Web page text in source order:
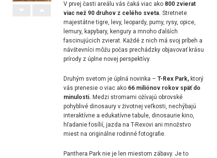
V prvej časti areálu vás čaká viac ako 800 zvierat
viac než 90 druhov z celého sveta. Stretnete
majestátne tigre, levy, leopardy, pumy, rysy, opice,
lemury, kapybary, kengury a mnoho ďalších
fascinujúcich zvierat. Každé z nich má svoj príbeh a
návštevníci môžu počas prechádzky objavovať krásu
prírody z úplne novej perspektívy.
Druhým svetom je úplná novinka – T-Rex Park, ktorý
vás prenesie o viac ako 66 miliónov rokov späť do
minulosti. Medzi stromami ožívajú obrovské
pohyblivé dinosaury v životnej veľkosti, nechýbajú
interaktívne a edukatívne tabule, dinosaurie kino,
hľadanie fosílií, jazda na T-Rexovi ani množstvo
miest na originálne rodinné fotografie.
Panthera Park nie je len miestom zábavy. Je to